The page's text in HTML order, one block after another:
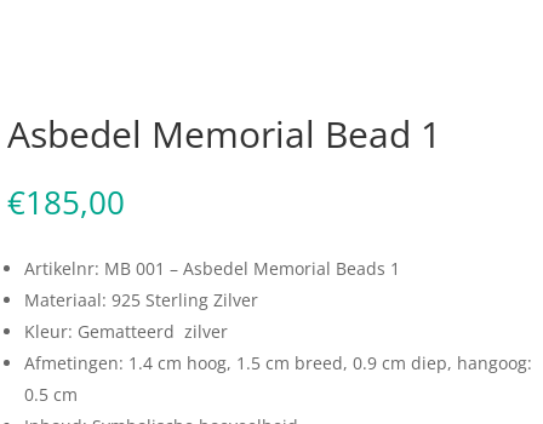
Asbedel Memorial Bead 1
€185,00
Artikelnr: MB 001 – Asbedel Memorial Beads 1
Materiaal: 925 Sterling Zilver
Kleur: Gematteerd zilver
Afmetingen: 1.4 cm hoog, 1.5 cm breed, 0.9 cm diep, hangoog:
0.5 cm